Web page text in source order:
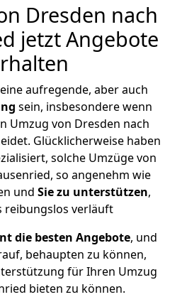
Dresden nach
jetzt Angebote
aufregende, aber auch
sein, insbesondere wenn
Umzug von Dresden nach
Glücklicherweise haben
solche Umzüge von
so angenehm wie
und Sie zu unterstützen,
reibungslos verläuft
die besten Angebote, und
behaupten zu können,
für Ihren Umzug
bieten zu können.